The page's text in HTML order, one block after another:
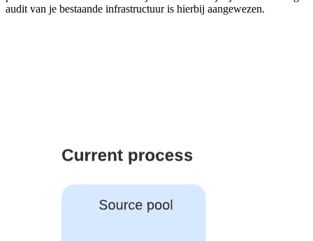
audit van je bestaande infrastructuur is hierbij aangewezen.